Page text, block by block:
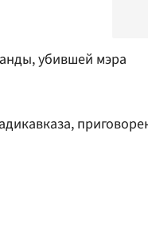
убившей мэра